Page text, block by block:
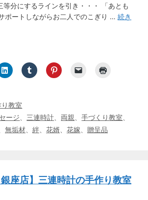
等分にするラインを引き・・・ 「あとも
ポートしながらお二人でのこぎり … 続き
教室
ージ、三連時計、 両親、手づくり教室、
無垢材、 絆、 花婿、 花嫁、 贈呈品
銀座店】三連時計の手作り教室